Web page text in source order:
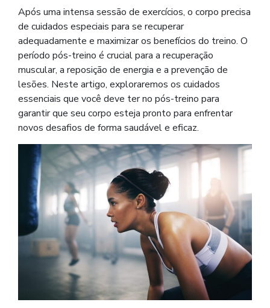
Após uma intensa sessão de exercícios, o corpo precisa
de cuidados especiais para se recuperar
adequadamente e maximizar os benefícios do treino. O
período pós-treino é crucial para a recuperação
muscular, a reposição de energia e a prevenção de
lesões. Neste artigo, exploraremos os cuidados
essenciais que você deve ter no pós-treino para
garantir que seu corpo esteja pronto para enfrentar
novos desafios de forma saudável e eficaz.